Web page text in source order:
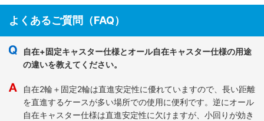
よくあるご質問（FAQ）
自在+固定キャスター仕様とオール自在キャスター仕様の用途
の違いを教えてください。
自在2輪＋固定2輪は直進安定性に優れていますので、長い距離
を直進するケースが多い場所での使用に便利です。逆にオール
自在キャスター仕様は直進安定性に欠けますが、小回りが効き